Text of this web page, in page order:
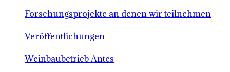
Forschungsprojekte an denen wir teilnehmen
Veröffentlichungen
Weinbaubetrieb Antes